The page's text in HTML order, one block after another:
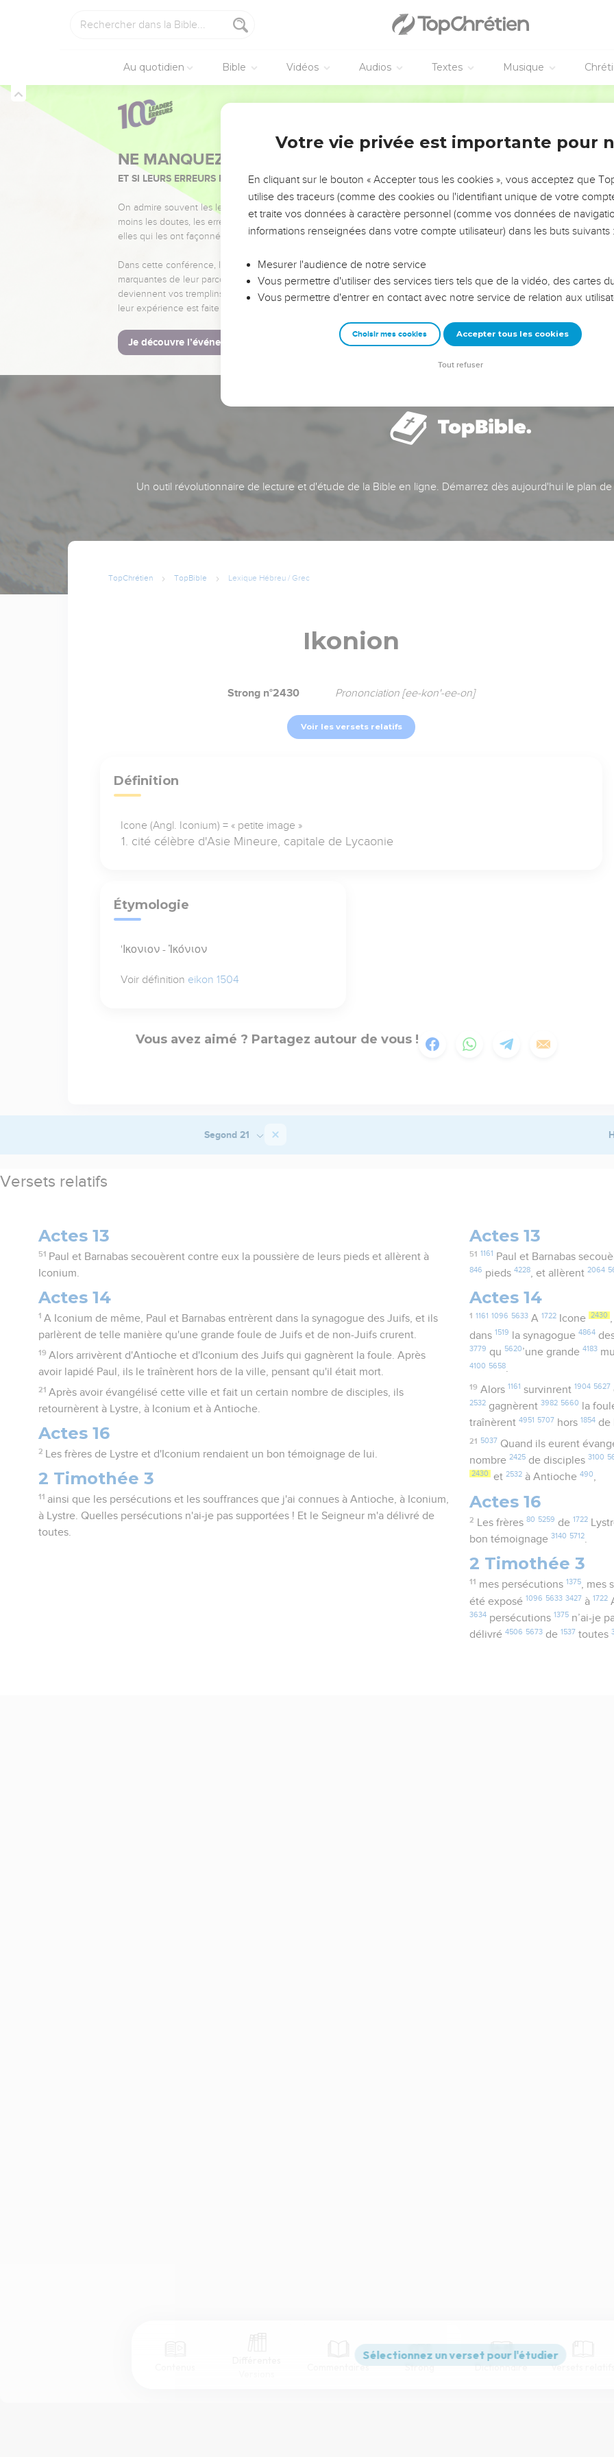
Au quotidien Bible Vidéos Audios Textes Musique
NE MANQUEZ PAS L’ÉVÉNEMENT DE L’ANNÉE !
ET SI LEURS ERREURS POUVAIENT VOUS ÉVITER LES VOTRES ?
On admire souvent les leaders pour leurs réussites, leur impact, leur foi ou leur vision. Mais on voit
moins les doutes, les erreurs et les saisons difficiles qu'ils ont traversés, alors même que ce sont
elles qui les ont façonnés.
Dans cette conférence, leaders, entrepreneurs, et responsables reviennent sur les erreurs
marquantes de leur parcours et les clés pour avancer avec plus de sagesse afin que leurs erreurs
deviennent vos tremplins. Que vous guidiez un ministère, une équipe, un groupe ou une famille,
leur expérience est faite pour vous.
Je découvre l’événement
Un outil révolutionnaire de lecture et d'étude de la Bible en ligne. Démarrez dès aujourd'hui le plan
TopChrétien TopBible Lexique Hébreu / Grec
Ikonion
Strong n°2430 Prononciation [ee-kon'-ee-on]
Voir les versets relatifs
Définition
Icone (Angl. Iconium) = « petite image »
cité célèbre d'Asie Mineure, capitale de Lycaonie
Étymologie
'Ικονιον - Ἰκόνιον
Voir définition eikon 1504
Vous avez aimé ? Partagez autour de vous !
Commentaires Strong Dictionnaire Versets relatifs
Segond 21
Versets relatifs
Actes 13
51 Paul et Barnabas secouèrent contre eux la poussière de leurs pieds et allèrent à
Iconium.
Actes 14
1 A Iconium de même, Paul et Barnabas entrèrent dans la synagogue des Juifs, et ils
parlèrent de telle manière qu'une grande foule de Juifs et de non-Juifs crurent.
19 Alors arrivèrent d'Antioche et d'Iconium des Juifs qui gagnèrent la foule. Après
avoir lapidé Paul, ils le traînèrent hors de la ville, pensant qu'il était mort.
21 Après avoir évangélisé cette ville et fait un certain nombre de disciples, ils
retournèrent à Lystre, à Iconium et à Antioche.
Actes 16
2 Les frères de Lystre et d'Iconium rendaient un bon témoignage de lui.
2 Timothée 3
11 ainsi que les persécutions et les souffrances que j'ai connues à Antioche, à Iconium,
à Lystre. Quelles persécutions n'ai-je pas supportées ! Et le Seigneur m'a délivré de
toutes.
Actes 13
51 1161 Paul et Barnabas
846 pieds4228, et allèrent2064
Actes 14
1 1161 1096 5633A 1722Icone 2430
dans 1519 la synagogue4864
3779 qu 5620’une grande4183
4100 5658.
19 Alors 1161 survinrent 1904 5627
2532 gagnèrent3982 5660 la
traînèrent4951 5707 hors 1854 de
21 5037 Quand ils eurent
nombre2425 de disciples3100
2430 et2532 à Antioche490,
Actes 16
2 Les frères 80 5259 de 1722
bon témoignage3140 5712.
2 Timothée 3
11 mes persécutions 1375, mes
été exposé 1096 5633 3427 à 1722
3634 persécutions 1375 n’ai-je
délivré4506 5673 de 1537 toutes
Votre vie privée est importante pour
En cliquant sur le bouton « Accepter tous les cookies », vous acceptez que
utilise des traceurs (comme des cookies ou l'identifiant unique de votre
et traite vos données à caractère personnel (comme vos données de
informations renseignées dans votre compte utilisateur) dans les buts suivants :
Mesurer l'audience de notre service
Vous permettre d'utiliser des services tiers tels que de la vidéo, des cartes
Vous permettre d'entrer en contact avec notre service de relation aux
Choisir mes cookies Accepter tous les cookies
Tout refuser